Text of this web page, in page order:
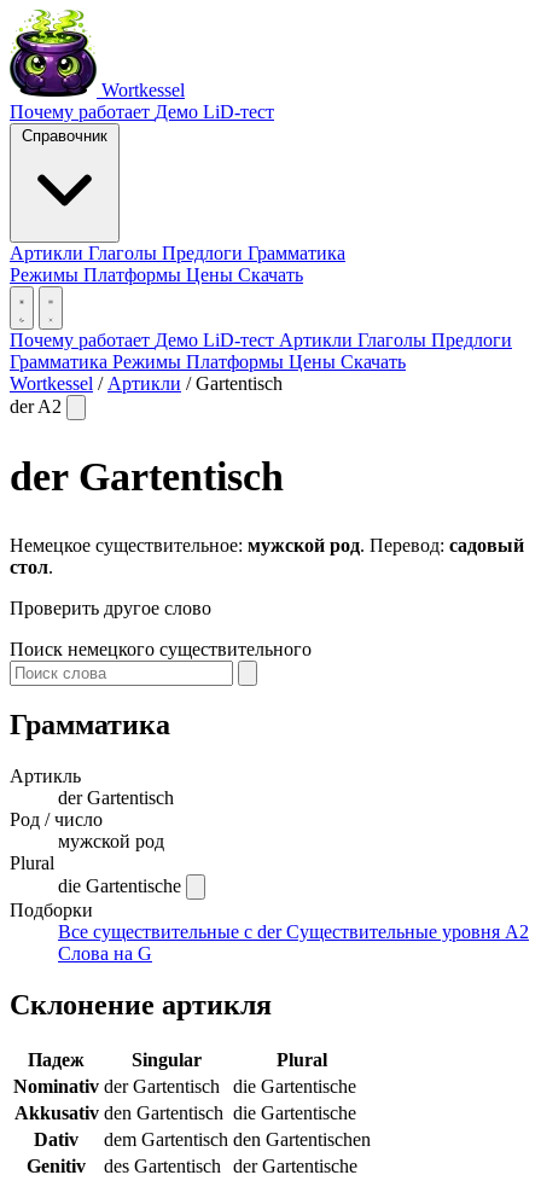
Wortkessel
Почему работает Демо LiD-тест
Справочник
Артикли Глаголы Предлоги Грамматика
Режимы Платформы Цены Скачать
Почему работает Демо LiD-тест Артикли Глаголы Предлоги
Грамматика Режимы Платформы Цены Скачать
Wortkessel / Артикли / Gartentisch
derA2
derGartentisch
Немецкое существительное: мужской род. Перевод: садовый
стол.
Проверить другое слово
Поиск немецкого существительного
Грамматика
Артикль
derGartentisch
Род / число
мужской род
Plural
die Gartentische
Подборки
Все существительные с derСуществительные уровня A2
Слова на G
Склонение артикля
Падеж Singular
Plural
Nominativ der Gartentisch
die Gartentische
Akkusativ den Gartentisch die Gartentische
Dativ
dem Gartentisch den Gartentischen
Genitiv
des Gartentisch der Gartentische